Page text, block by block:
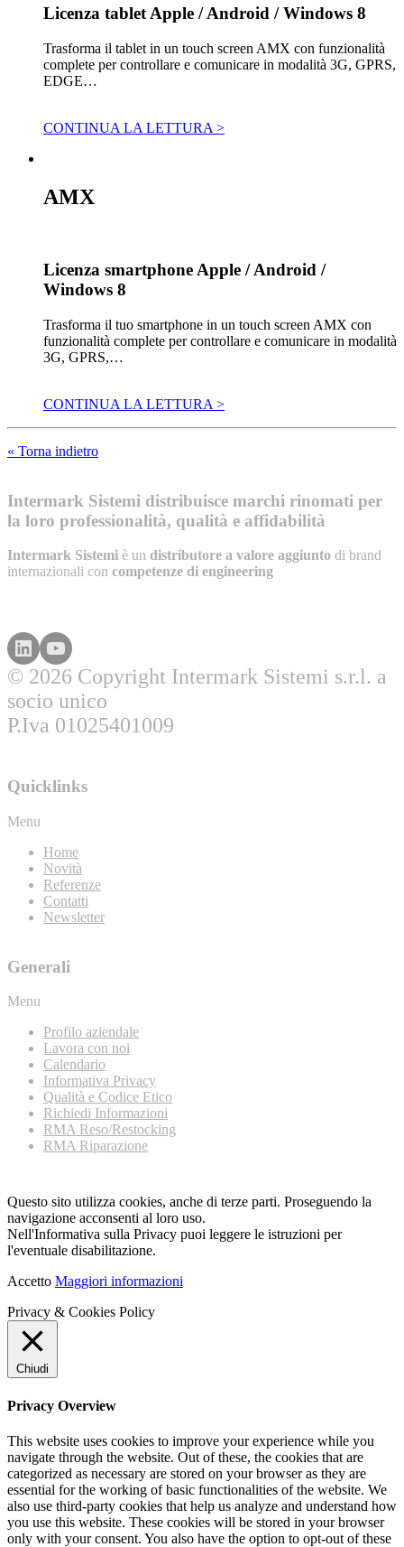
Licenza tablet Apple / Android / Windows 8
Trasforma il tablet in un touch screen AMX con funzionalità
complete per controllare e comunicare in modalità 3G, GPRS,
EDGE…
CONTINUA LA LETTURA >
AMX
Licenza smartphone Apple / Android /
Windows 8
Trasforma il tuo smartphone in un touch screen AMX con
funzionalità complete per controllare e comunicare in modalità
3G, GPRS,…
CONTINUA LA LETTURA >
« Torna indietro
Intermark Sistemi distribuisce marchi rinomati per
la loro professionalità, qualità e affidabilità
Intermark Sistemi è un distributore a valore aggiunto di brand
internazionali con competenze di engineering
© 2026 Copyright Intermark Sistemi s.r.l. a
socio unico
P.Iva 01025401009
Quicklinks
Menu
Home
Novità
Referenze
Contatti
Newsletter
Generali
Menu
Profilo aziendale
Lavora con noi
Calendario
Informativa Privacy
Qualità e Codice Etico
Richiedi Informazioni
RMA Reso/Restocking
RMA Riparazione
Questo sito utilizza cookies, anche di terze parti. Proseguendo la
navigazione acconsenti al loro uso.
Nell'Informativa sulla Privacy puoi leggere le istruzioni per
l'eventuale disabilitazione.
Accetto Maggiori informazioni
Privacy & Cookies Policy
Chiudi
Privacy Overview
This website uses cookies to improve your experience while you
navigate through the website. Out of these, the cookies that are
categorized as necessary are stored on your browser as they are
essential for the working of basic functionalities of the website. We
also use third-party cookies that help us analyze and understand how
you use this website. These cookies will be stored in your browser
only with your consent. You also have the option to opt-out of these